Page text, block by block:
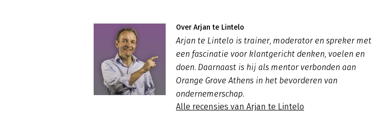
Over Arjan te Lintelo
Arjan te Lintelo is trainer, moderator en spreker met
een fascinatie voor klantgericht denken, voelen en
doen. Daarnaast is hij als mentor verbonden aan
Orange Grove Athens in het bevorderen van
ondernemerschap.
Alle recensies van Arjan te Lintelo